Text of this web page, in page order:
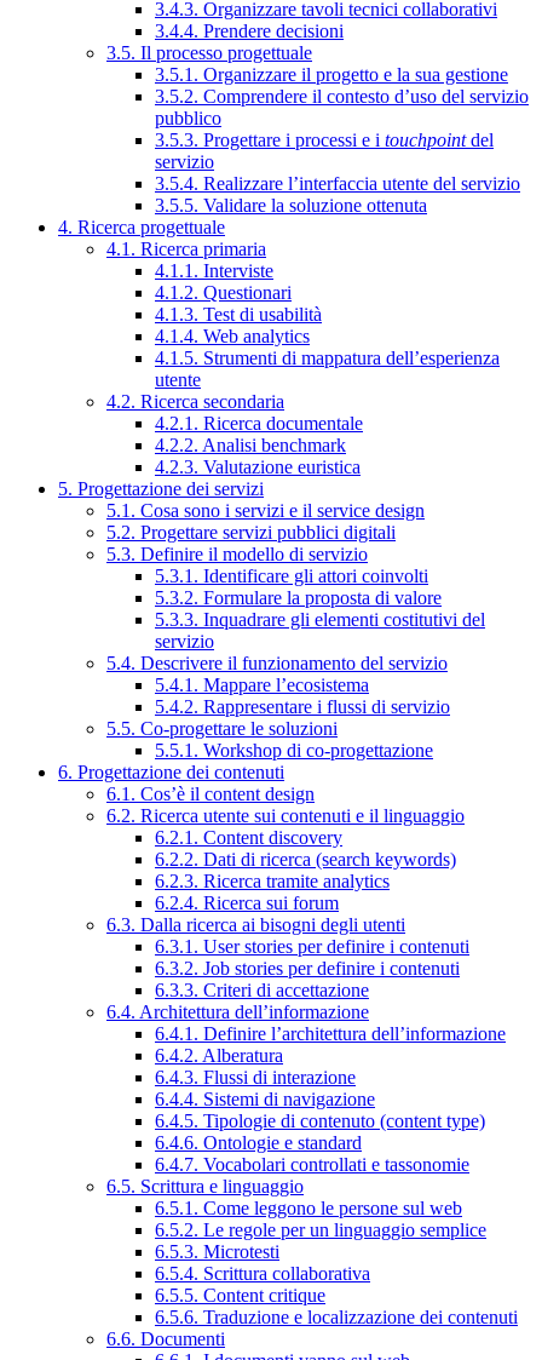
3.4.3. Organizzare tavoli tecnici collaborativi
3.4.4. Prendere decisioni
3.5. Il processo progettuale
3.5.1. Organizzare il progetto e la sua gestione
3.5.2. Comprendere il contesto d’uso del servizio
pubblico
3.5.3. Progettare i processi e i touchpointdel
servizio
3.5.4. Realizzare l’interfaccia utente del servizio
3.5.5. Validare la soluzione ottenuta
4. Ricerca progettuale
4.1. Ricerca primaria
4.1.1. Interviste
4.1.2. Questionari
4.1.3. Test di usabilità
4.1.4. Web analytics
4.1.5. Strumenti di mappatura dell’esperienza
utente
4.2. Ricerca secondaria
4.2.1. Ricerca documentale
4.2.2. Analisi benchmark
4.2.3. Valutazione euristica
5. Progettazione dei servizi
5.1. Cosa sono i servizi e il service design
5.2. Progettare servizi pubblici digitali
5.3. Definire il modello di servizio
5.3.1. Identificare gli attori coinvolti
5.3.2. Formulare la proposta di valore
5.3.3. Inquadrare gli elementi costitutivi del
servizio
5.4. Descrivere il funzionamento del servizio
5.4.1. Mappare l’ecosistema
5.4.2. Rappresentare i flussi di servizio
5.5. Co-progettare le soluzioni
5.5.1. Workshop di co-progettazione
6. Progettazione dei contenuti
6.1. Cos’è il content design
6.2. Ricerca utente sui contenuti e il linguaggio
6.2.1. Content discovery
6.2.2. Dati di ricerca (search keywords)
6.2.3. Ricerca tramite analytics
6.2.4. Ricerca sui forum
6.3. Dalla ricerca ai bisogni degli utenti
6.3.1. User stories per definire i contenuti
6.3.2. Job stories per definire i contenuti
6.3.3. Criteri di accettazione
6.4. Architettura dell’informazione
6.4.1. Definire l’architettura dell’informazione
6.4.2. Alberatura
6.4.3. Flussi di interazione
6.4.4. Sistemi di navigazione
6.4.5. Tipologie di contenuto (content type)
6.4.6. Ontologie e standard
6.4.7. Vocabolari controllati e tassonomie
6.5. Scrittura e linguaggio
6.5.1. Come leggono le persone sul web
6.5.2. Le regole per un linguaggio semplice
6.5.3. Microtesti
6.5.4. Scrittura collaborativa
6.5.5. Content critique
6.5.6. Traduzione e localizzazione dei contenuti
6.6. Documenti